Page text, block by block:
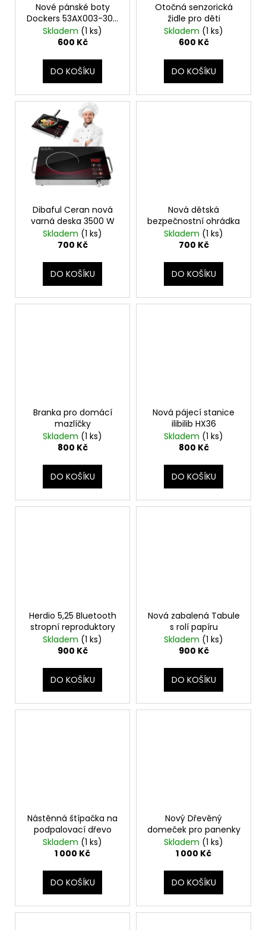
Nové pánské boty
Dockers 53AX003-300
vel. 49
Skladem (1 ks)
600 Kč
DO KOŠÍKU
Otočná senzorická
židle pro děti
Skladem (1 ks)
600 Kč
DO KOŠÍKU
Dibaful Ceran nová
varná deska 3500 W
Skladem (1 ks)
700 Kč
DO KOŠÍKU
Nová dětská
bezpečnostní ohrádka
Skladem (1 ks)
700 Kč
DO KOŠÍKU
Branka pro domácí
mazlíčky
Skladem (1 ks)
800 Kč
DO KOŠÍKU
Nová pájecí stanice
ilibilib HX36
Skladem (1 ks)
800 Kč
DO KOŠÍKU
Herdio 5,25 Bluetooth
stropní reproduktory
Skladem (1 ks)
900 Kč
DO KOŠÍKU
Nová zabalená Tabule
s rolí papíru
Skladem (1 ks)
900 Kč
DO KOŠÍKU
Nástěnná štípačka na
podpalovací dřevo
Skladem (1 ks)
1 000 Kč
DO KOŠÍKU
Nový Dřevěný
domeček pro panenky
Skladem (1 ks)
1 000 Kč
DO KOŠÍKU
SNÁŠKOVÁ
HNÍZDA
SLEPICE